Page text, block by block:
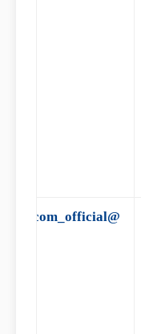
@asacom_official